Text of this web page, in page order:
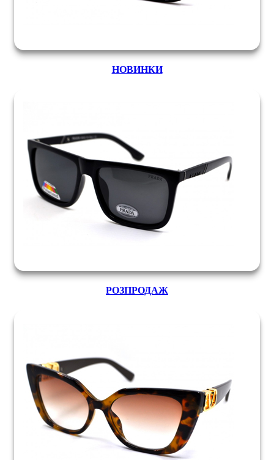
НОВИНКИ
РОЗПРОДАЖ